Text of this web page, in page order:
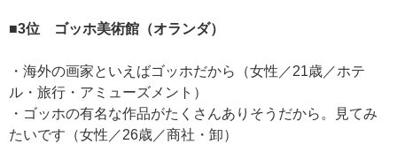
■3位 ゴッホ美術館（オランダ）
・海外の画家といえばゴッホだから（女性／21歳／ホテ
ル・旅行・アミューズメント）
・ゴッホの有名な作品がたくさんありそうだから。見てみ
たいです（女性／26歳／商社・卸）